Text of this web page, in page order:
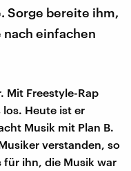
Sorge bereite ihm,
nach einfachen
Mit Freestyle-Rap
los. Heute ist er
Musik mit Plan B.
verstanden, so
ihn, die Musik war